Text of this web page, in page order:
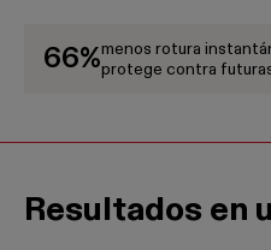
66%menos rotura
protege contra
Resultados en